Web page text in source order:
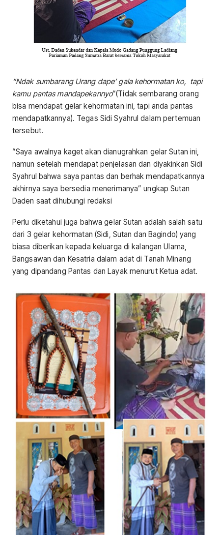
“Ndak sumbarang Urang dape’ gala kehormatan ko, tapi
kamu pantas mandapekannyo“(Tidak sembarang orang
bisa mendapat gelar kehormatan ini, tapi anda pantas
mendapatkannya). Tegas Sidi Syahrul dalam pertemuan
tersebut.
“Saya awalnya kaget akan dianugrahkan gelar Sutan ini,
namun setelah mendapat penjelasan dan diyakinkan Sidi
Syahrul bahwa saya pantas dan berhak mendapatkannya
akhirnya saya bersedia menerimanya” ungkap Sutan
Daden saat dihubungi redaksi
Perlu diketahui juga bahwa gelar Sutan adalah salah satu
dari 3 gelar kehormatan (Sidi, Sutan dan Bagindo) yang
biasa diberikan kepada keluarga di kalangan Ulama,
Bangsawan dan Kesatria dalam adat di Tanah Minang
yang dipandang Pantas dan Layak menurut Ketua adat.